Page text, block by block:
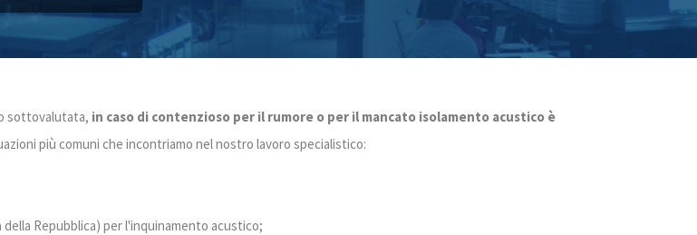
sottovalutata, in caso di contenzioso per il rumore o per il mancato isolamento acustico è
più comuni che incontriamo nel nostro lavoro specialistico:
Repubblica) per l'inquinamento acustico;